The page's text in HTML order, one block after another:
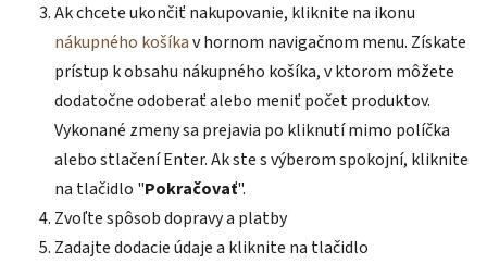
Ak chcete ukončiť nakupovanie, kliknite na ikonu
nákupného košíkav hornom navigačnom menu. Získate
prístup k obsahu nákupného košíka, v ktorom môžete
dodatočne odoberať alebo meniť počet produktov.
Vykonané zmeny sa prejavia po kliknutí mimo políčka
alebo stlačení Enter. Ak ste s výberom spokojní, kliknite
na tlačidlo "Pokračovať".
Zvoľte spôsob dopravy a platby
Zadajte dodacie údaje a kliknite na tlačidlo